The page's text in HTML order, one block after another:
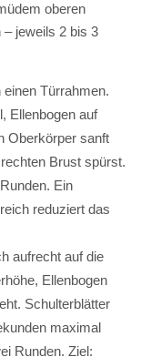
oberen
jeweils 2 bis 3
Türrahmen.
Ellenbogen auf
Oberkörper sanft
Brust spürst.
Ein
reduziert das
aufrecht auf die
Ellenbogen
Schulterblätter
maximal
Runden. Ziel: